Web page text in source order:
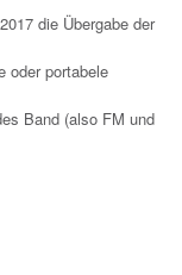
die Übergabe der
oder portabele
Band (also FM und